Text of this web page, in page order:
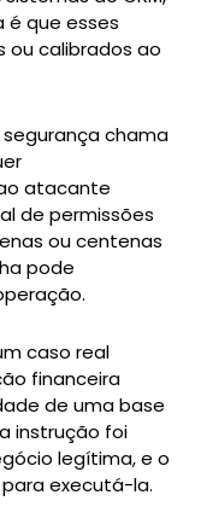
é que esses
ou calibrados ao
chama
atacante
de permissões
ou centenas
pode
caso real
financeira
de uma base
instrução foi
legítima, e o
executá-la.